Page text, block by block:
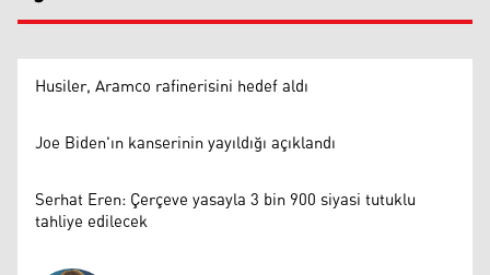
Husiler, Aramco rafinerisini hedef aldı
Joe Biden'ın kanserinin yayıldığı açıklandı
Serhat Eren: Çerçeve yasayla 3 bin 900 siyasi tutuklu
tahliye edilecek